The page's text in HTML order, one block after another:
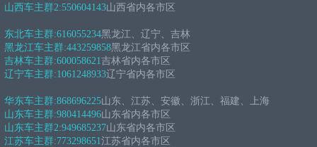
山西车主群2:550604143山西省内各市区
东北车主群:616055234黑龙江、辽宁、吉林
黑龙江车主群:443259858黑龙江省内各市区
吉林车主群:600058621吉林省内各市区
辽宁车主群:1061248933辽宁省内各市区
华东车主群:868696225山东、江苏、安徽、浙江、福建、上海
山东车主群:980414496山东省内各市区
山东车主群2:949685237山东省内各市区
江苏车主群:773298651江苏省内各市区